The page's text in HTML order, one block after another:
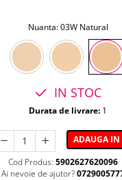
Nuanta: 03W Natural
IN STOC
Durata de livrare: 1
ADAUGA IN
Cod Produs: 5902627620096
Ai nevoie de ajutor?